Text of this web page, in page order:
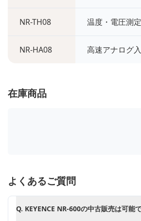
NR-TH08 温度・電圧測
NR-HA08 高速アナログ
在庫商品
よくあるご質問
Q. KEYENCE NR-600の中古販売は可能